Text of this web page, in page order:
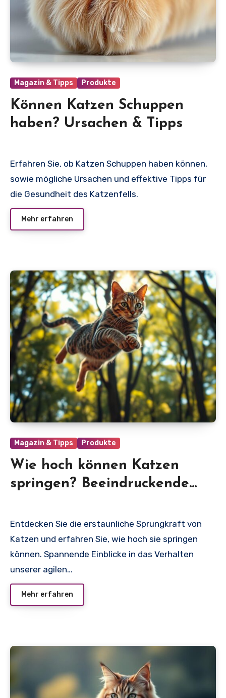
Magazin & Tipps Produkte
Können Katzen Schuppen
haben? Ursachen & Tipps
Erfahren Sie, ob Katzen Schuppen haben können,
sowie mögliche Ursachen und effektive Tipps für
die Gesundheit des Katzenfells.
Mehr erfahren
Magazin & Tipps Produkte
Wie hoch können Katzen
springen? Beeindruckende
Entdecken Sie die erstaunliche Sprungkraft von
Katzen und erfahren Sie, wie hoch sie springen
können. Spannende Einblicke in das Verhalten
unserer agilen…
Mehr erfahren